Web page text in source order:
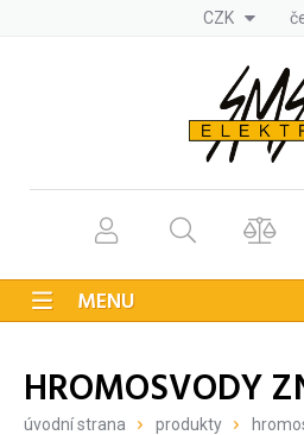
CZK
MENU
HROMOSVODY
úvodní strana produkty